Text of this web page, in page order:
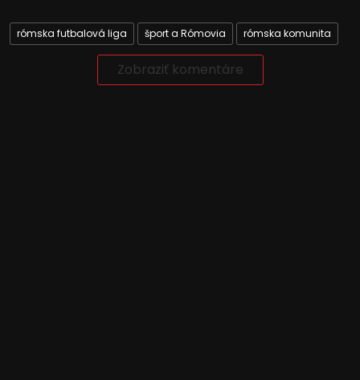
rómska futbalová liga šport a Rómovia rómska komunita
Zobraziť komentáre